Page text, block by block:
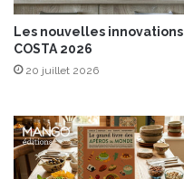
à
l
a
d
i
c
a
a
c
h
l
k
Les nouvelles innovations
COSTA 2026
20 juillet 2026